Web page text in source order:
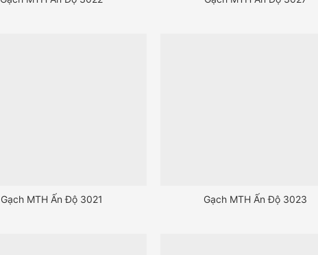
Gạch MTH Ấn Độ 3021 Gạch MTH Ấn Độ 3023